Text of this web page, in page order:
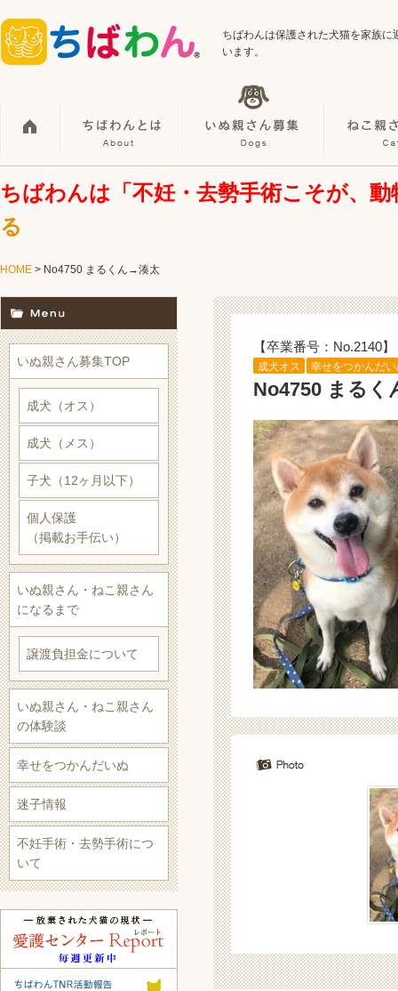
ちばわんは保護された犬猫を家族
います。
ちばわんは「不妊・去勢手術こそが、
る
HOME > No4750 まるくん→湊太
【卒業番号：No.2140】
成犬オス 幸せをつかんだ
No4750 まる
いぬ親さん募集TOP
成犬（オス）
成犬（メス）
子犬（12ヶ月以下）
個人保護
（掲載お手伝い）
いぬ親さん・ねこ親さん
になるまで
譲渡負担金について
いぬ親さん・ねこ親さん
の体験談
幸せをつかんだいぬ
迷子情報
不妊手術・去勢手術につ
いて